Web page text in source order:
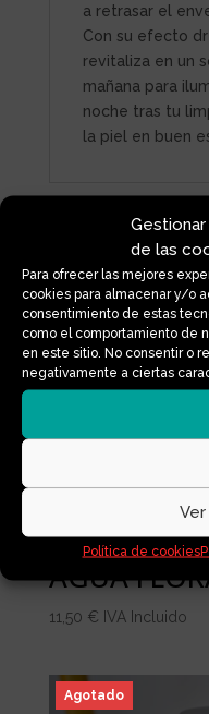
de las
Para ofrecer las mejores
cookies para almacenar y/o
consentimiento de estas
como el comportamiento de
en este sitio. No consentir o
negativamente a ciertas
Política de cookies
a retrasar el
Con su efecto
revitaliza en un
mañana para
noche tras tu
la piel en buen
Productos
AGUA
11,50 € IVA Incluido
Agotado